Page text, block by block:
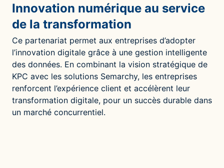
Innovation numérique au service
de la transformation
Ce partenariat permet aux entreprises d’adopter
l’innovation digitale grâce à une gestion intelligente
des données. En combinant la vision stratégique de
KPC avec les solutions Semarchy, les entreprises
renforcent l’expérience client et accélèrent leur
transformation digitale, pour un succès durable dans
un marché concurrentiel.